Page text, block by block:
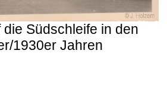
die Südschleife in den
1930er Jahren